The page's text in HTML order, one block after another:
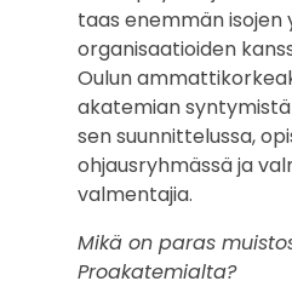
taas enemmän isojen
organisaatioiden
Oulun
akatemian
sen suunnittelussa,
ohjausryhmässä ja
valmentajia.
Mikä on paras
Proakatemialta?